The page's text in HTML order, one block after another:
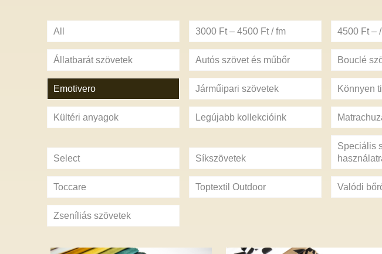
All 3000 Ft – 4500 Ft / fm 4500 Ft –
Állatbarát szövetek Autós szövet és műbőr Bouclé
Emotivero Járműipari szövetek Könnyen
Kültéri anyagok Legújabb kollekcióink
Select Síkszövetek
Speciális
Toccare Toptextil Outdoor Valódi
Zseníliás szövetek